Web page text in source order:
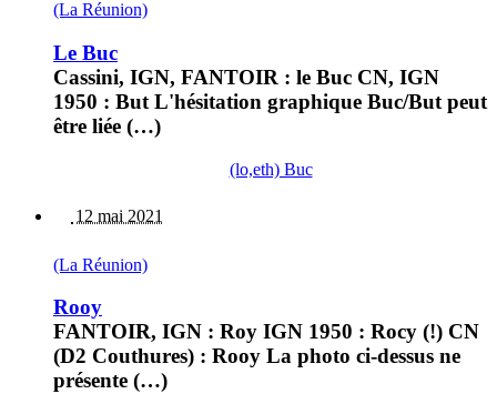
(La Réunion)
Le Buc
Cassini, IGN, FANTOIR : le Buc CN, IGN
1950 : But L'hésitation graphique Buc/But peut
être liée (…)
(lo,eth) Buc
12 mai 2021
(La Réunion)
Rooy
FANTOIR, IGN : Roy IGN 1950 : Rocy (!) CN
(D2 Couthures) : Rooy La photo ci-dessus ne
présente (…)